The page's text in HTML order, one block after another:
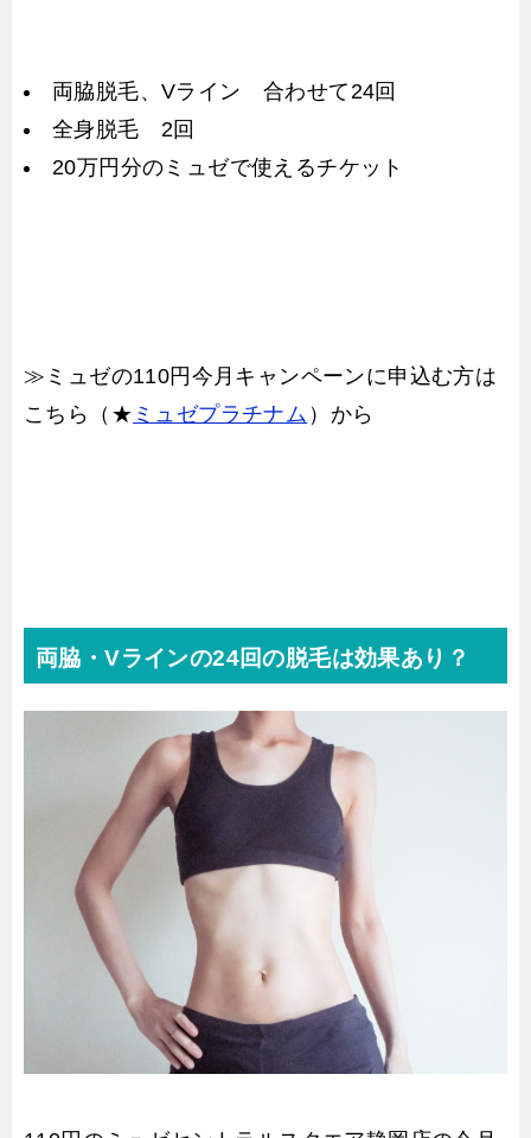
両脇脱毛、Vライン 合わせて24回
全身脱毛 2回
20万円分のミュゼで使えるチケット
≫ミュゼの110円今月キャンペーンに申込む方は
こちら（★ ミュゼプラチナム ）から
両脇・Vラインの24回の脱毛は効果あり？